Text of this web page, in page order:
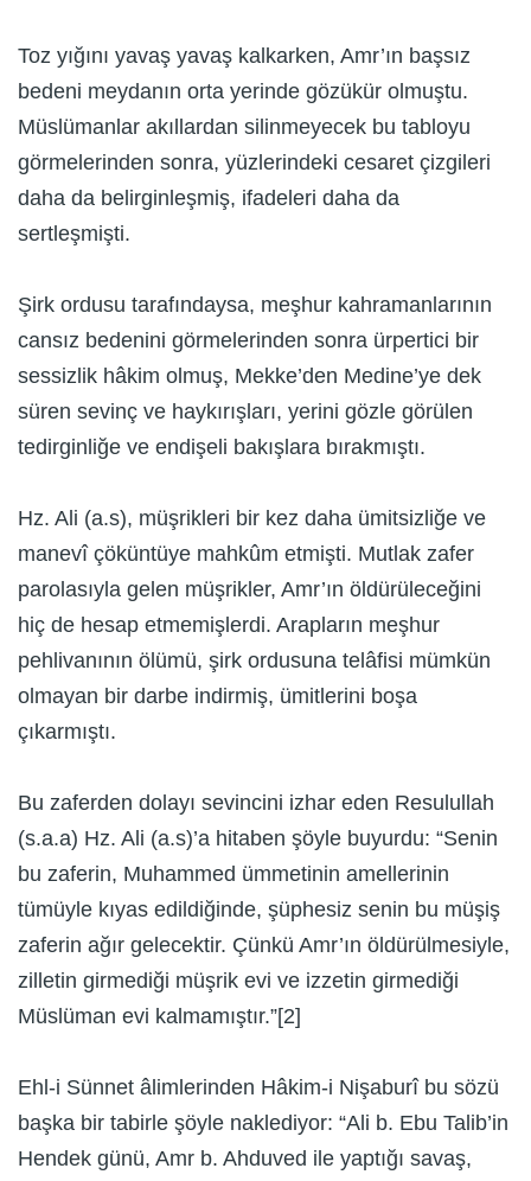
Toz yığını yavaş yavaş kalkarken, Amr’ın başsız
bedeni meydanın orta yerinde gözükür olmuştu.
Müslümanlar akıllardan silinmeyecek bu tabloyu
görmelerinden sonra, yüzlerindeki cesaret çizgileri
daha da belirginleşmiş, ifadeleri daha da
sertleşmişti.
Şirk ordusu tarafındaysa, meşhur kahramanlarının
cansız bedenini görmelerinden sonra ürpertici bir
sessizlik hâkim olmuş, Mekke’den Medine’ye dek
süren sevinç ve haykırışları, yerini gözle görülen
tedirginliğe ve endişeli bakışlara bırakmıştı.
Hz. Ali (a.s), müşrikleri bir kez daha ümitsizliğe ve
manevî çöküntüye mahkûm etmişti. Mutlak zafer
parolasıyla gelen müşrikler, Amr’ın öldürüleceğini
hiç de hesap etmemişlerdi. Arapların meşhur
pehlivanının ölümü, şirk ordusuna telâfisi mümkün
olmayan bir darbe indirmiş, ümitlerini boşa
çıkarmıştı.
Bu zaferden dolayı sevincini izhar eden Resulullah
(s.a.a) Hz. Ali (a.s)’a hitaben şöyle buyurdu: “Senin
bu zaferin, Muhammed ümmetinin amellerinin
tümüyle kıyas edildiğinde, şüphesiz senin bu müşiş
zaferin ağır gelecektir. Çünkü Amr’ın öldürülmesiyle,
zilletin girmediği müşrik evi ve izzetin girmediği
Müslüman evi kalmamıştır.”[2]
Ehl-i Sünnet âlimlerinden Hâkim-i Nişaburî bu sözü
başka bir tabirle şöyle naklediyor: “Ali b. Ebu Talib’in
Hendek günü, Amr b. Ahduved ile yaptığı savaş,